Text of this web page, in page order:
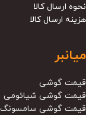
نحوه ارسال کالا
هزینه ارسال کالا
میانبر
قیمت گوشی
قیمت گوشی شیائومی
قیمت گوشی سامسونگ